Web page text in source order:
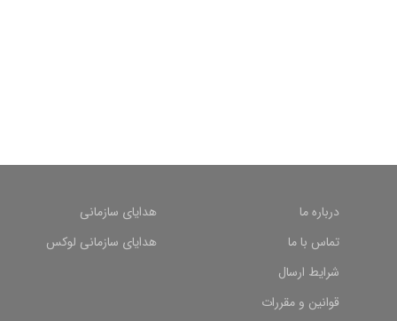
هدایای سازمانی
هدایای سازمانی لوکس
درباره ما
تماس با ما
شرایط ارسال
قوانین و مقررات